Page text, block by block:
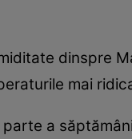
dinspre
mai
a